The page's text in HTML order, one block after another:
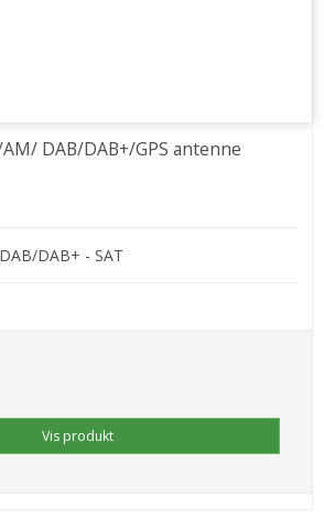
DAB/DAB+/GPS antenne
DAB+ - SAT
Vis produkt